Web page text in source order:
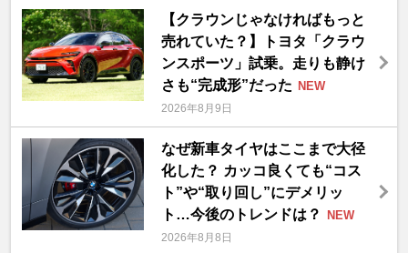
【クラウンじゃなければもっと
売れていた？】トヨタ「クラウ
ンスポーツ」試乗。走りも静け
さも“完成形”だった NEW
2026年8月9日
なぜ新車タイヤはここまで大径
化した？ カッコ良くても“コス
ト”や“取り回し”にデメリッ
ト…今後のトレンドは？
NEW
2026年8月8日